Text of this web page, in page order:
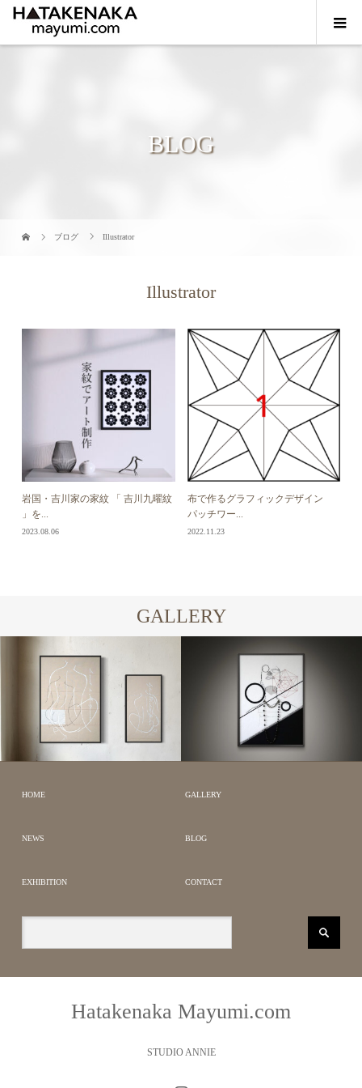
BLOG
ブログ Illustrator
Illustrator
岩国・吉川家の家紋 「 吉川九曜紋
」を...
2023.08.06
布で作るグラフィックデザイン
パッチワー...
2022.11.23
GALLERY
LÉONARD FOUJITA｜藤
DRAWING
PORTRAIT & DRAWING
HOME GALLERY
NEWS BLOG
EXHIBITION CONTACT
Hatakenaka Mayumi.com
STUDIO ANNIE